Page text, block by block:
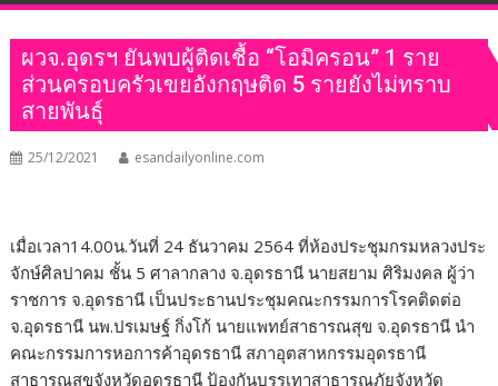
ผวจ.อุดรฯ ยันพบผู้ติดเชื้อ “โอมิครอน” 1 ราย
ส่วนครอบครัวเขยอังกฤษติด 5 รายยังไม่ทราบ
สายพันธุ์
25/12/2021 esandailyonline.com
เมื่อเวลา14.00น.วันที่ 24 ธันวาคม 2564 ที่ห้องประชุมกรมหลวงประ
จักษ์ศิลปาคม ชั้น 5 ศาลากลาง จ.อุดรธานี นายสยาม ศิริมงคล ผู้ว่า
ราชการ จ.อุดรธานี เป็นประธานประชุมคณะกรรมการโรคติดต่อ
จ.อุดรธานี นพ.ปรเมษฐ์ กิ่งโก้ นายแพทย์สาธารณสุข จ.อุดรธานี นำ
คณะกรรมการหอการค้าอุดรธานี สภาอุตสาหกรรมอุดรธานี
สาธารณสุขจังหวัดอุดรธานี ป้องกันบรรเทาสาธารณภัยจังหวัด